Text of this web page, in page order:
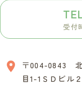
受付
〒004-0843
目1-1ＳＤビル